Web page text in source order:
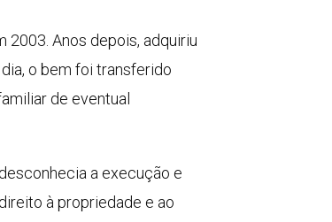
2003. Anos depois, adquiriu
o bem foi transferido
de eventual
a execução e
à propriedade e ao